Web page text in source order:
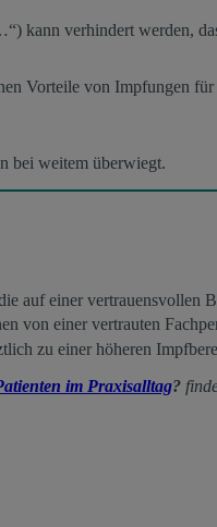
verhindert werden,
Vorteile von Impfungen
bei weitem überwiegt.
auf einer vertrauensvollen
von einer vertrauten
zu einer höheren
im Praxisalltag?